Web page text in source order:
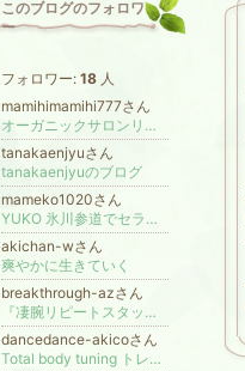
このブログのフォロワ
ー
フォロワー: 18 人
mamihimamihi777さん
オーガニックサロンリアンジェル❕出張リンパマッサージ 足のむくみがスッキリ！30代働く女性の為のアロマリンパマッサージ
tanakaenjyuさん
tanakaenjyuのブログ
mameko1020さん
YUKO 氷川参道でセラピスト中!!
akichan-wさん
爽やかに生きていく
breakthrough-azさん
『凄腕リピートスタッフ育成術』講座
dancedance-akicoさん
Total body tuning トレーナーでセラピストAkico 潜在意識 タロット 心と体のメンテナンス＠東京